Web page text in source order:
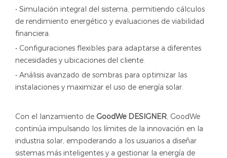
• Simulación integral del sistema, permitiendo cálculos
de rendimiento energético y evaluaciones de viabilidad
financiera.
• Configuraciones flexibles para adaptarse a diferentes
necesidades y ubicaciones del cliente.
• Análisis avanzado de sombras para optimizar las
instalaciones y maximizar el uso de energía solar.
Con el lanzamiento de GoodWe DESIGNER, GoodWe
continúa impulsando los límites de la innovación en la
industria solar, empoderando a los usuarios a diseñar
sistemas más inteligentes y a gestionar la energía de